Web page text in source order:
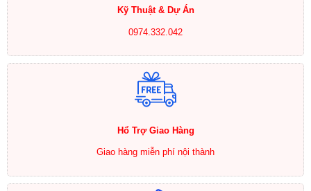
Kỹ Thuật & Dự Án
0974.332.042
Hổ Trợ Giao Hàng
Giao hàng miễn phí nội thành